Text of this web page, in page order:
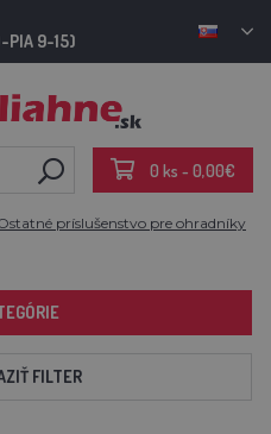
PIA 9-15)
0 ks - 0,00€
príslušenstvo pre ohradníky
FILTER